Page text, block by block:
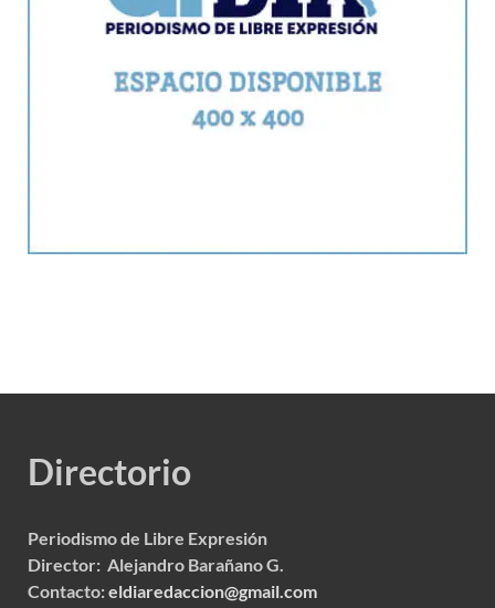
Directorio
Periodismo de Libre Expresión
Director: Alejandro Barañano G.
Contacto:eldiaredaccion@gmail.com